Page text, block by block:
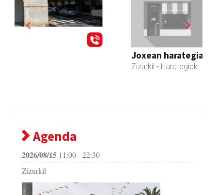
Previous Next
Agenda
2026/08/15 11:00 - 22:30
Zizurkil